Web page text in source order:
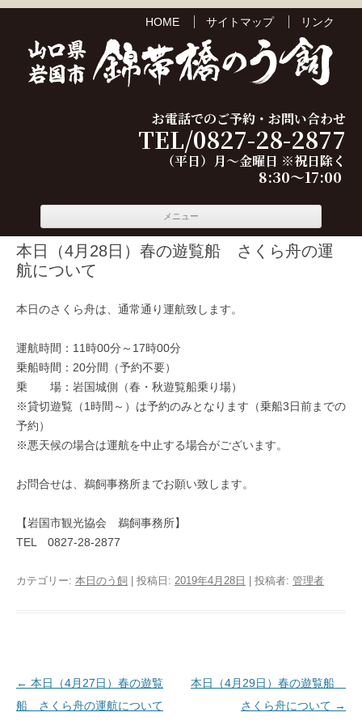
HOME サイトマップ リンク
お電話でのご予約・お問い合わせ
TEL/0827-28-2877
（平日）月～金曜日 ※祝日除く
8:30～17:00
メニュー
本日（4月28日）春の遊覧船 さくら舟の運
航について
本日のさくら舟は、通常通り運航致します。
運航時間：11時00分～17時00分
乗船時間：20分間（予約不要）
乗 場：岩国城側（春・秋遊覧船乗り場）
※貸切遊覧（1時間～）は予約のみとなります（乗船3日前までの
予約）
※悪天候の場合は運航を中止する場合がございます。
お問合せは、鵜飼事務所までお願い致します。
【岩国市観光協会 鵜飼事務所】
TEL 0827-28-2877
カテゴリー: 本日のう飼 | 投稿日: 2019年4月28日 投稿者: 管理者
投稿ナビゲーション
← 本日（4月27日）春の遊覧
船 さくら舟の運航について
本日（4月29日）春の遊覧船
さくら舟について →